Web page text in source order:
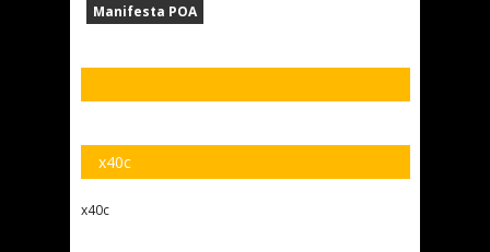
Manifesta POA
x40c
x40c